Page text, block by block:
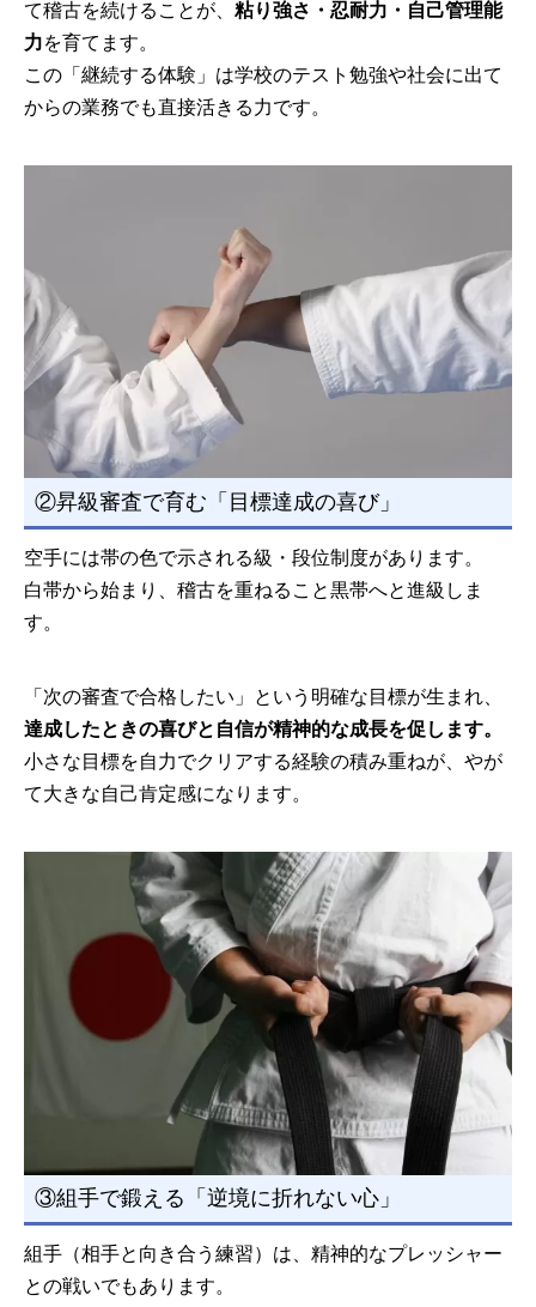
て稽古を続けることが、 粘り強さ・忍耐力・自己管理能
力を育てます。
この「継続する体験」は学校のテスト勉強や社会に出て
からの業務でも直接活きる力です。
②昇級審査で育む「目標達成の喜び」
空手には帯の色で示される級・段位制度があります。
白帯から始まり、稽古を重ねること黒帯へと進級しま
す。
「次の審査で合格したい」という明確な目標が生まれ、
達成したときの喜びと自信が精神的な成長を促します。
小さな目標を自力でクリアする経験の積み重ねが、やが
て大きな自己肯定感になります。
③組手で鍛える「逆境に折れない心」
組手（相手と向き合う練習）は、精神的なプレッシャー
との戦いでもあります。